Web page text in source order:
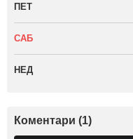
ПЕТ
САБ
НЕД
Коментари (1)